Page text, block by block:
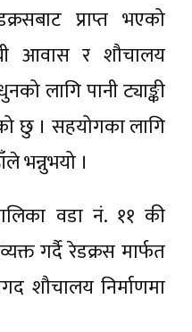
प्राप्त भएको
आवास र शौचालय
लागि पानी ट्याङ्की
छु । सहयोगका लागि
भन्नुभयो ।
वडा नं. ११ की
गर्दै रेडक्रस मार्फत
शौचालय निर्माणमा